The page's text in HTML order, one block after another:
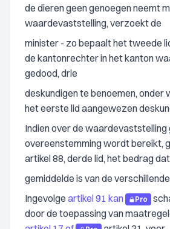
de dieren geen genoegen neemt
waardevaststelling, verzoekt de
minister - zo bepaalt het tweede
de kantonrechter in het kanton
gedood, drie
deskundigen te benoemen, onder
het eerste lid aangewezen
Indien over de waardevaststelling
overeenstemming wordt bereikt,
artikel 88, derde lid, het bedrag
gemiddelde is van de
Ingevolge artikel 91 kan Pro
door de toepassing van